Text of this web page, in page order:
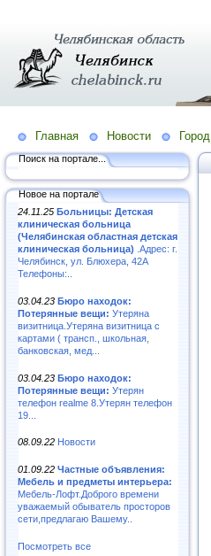
Главная Новости Город
Поиск на портале...
Новое на портале
24.11.25 Больницы: Детская
клиническая больница
(Челябинская областная детская
клиническая больница) .Адрес: г.
Челябинск, ул. Блюхера, 42А
Телефоны:..
03.04.23 Бюро находок:
Потерянные вещи: Утеряна
визитница.Утеряна визитница с
картами ( трансп., школьная,
банковская, мед...
03.04.23 Бюро находок:
Потерянные вещи: Утерян
телефон realme 8.Утерян телефон
19...
08.09.22 Новости
01.09.22 Частные объявления:
Мебель и предметы интерьера:
Мебель-Лофт.Доброго времени
уважаемый обыватель просторов
сети,предлагаю Вашему..
Посмотреть все